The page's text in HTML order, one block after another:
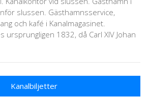
slussen. Gästhamnsservice,
och kafé i Kanalmagasinet.
ursprungligen 1832, då Carl XIV Johan
Kanalbiljetter